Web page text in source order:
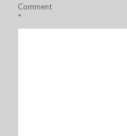
Comment
*